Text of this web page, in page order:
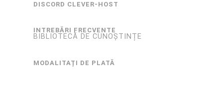
DISCORD CLEVER-HOST
INTREBĂRI FRECVENTE
BIBLIOTECĂ DE CUNOȘTINȚE
MODALITAȚI DE PLATĂ